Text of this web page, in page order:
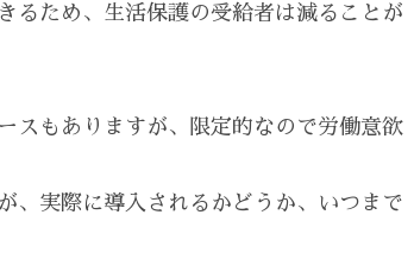
るため、生活保護の受給者は減ることが
スもありますが、限定的なので労働意欲
、実際に導入されるかどうか、いつまで